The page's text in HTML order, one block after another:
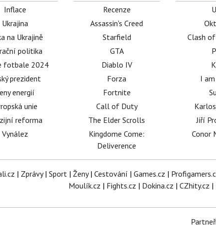
Inflace
Ukrajina
na Ukrajině
politika
fotbale 2024
prezident
energií
unie
reforma
Vynález
Recenze
Assassin's Creed
Starfield
GTA
Diablo IV
Forza
Fortnite
Call of Duty
The Elder Scrolls
Kingdome Come:
Deliverence
Clash
I
Jiří
Conor
| Zprávy| Sport| Ženy| Cestování | Games.cz |
Moulík.cz | Fights.cz | Dokina.cz | CZhity.cz |